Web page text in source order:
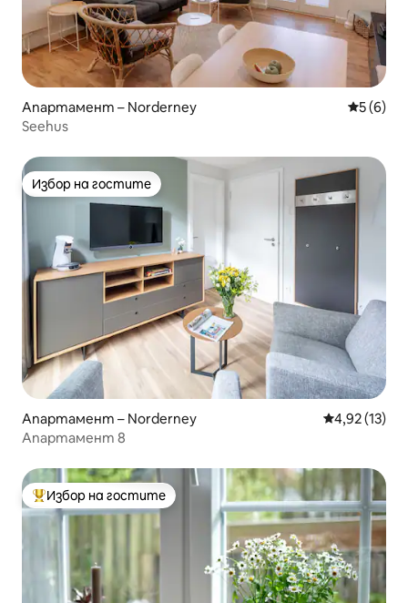
Апартамент – Norderney Средна
5 (6)
Seehus
Избор на гостите
Избор на гостите
Апартамент – Norderney Средна
4,92 (13)
Апартамент 8
Най-популярен избор на гостите
Избор на гостите